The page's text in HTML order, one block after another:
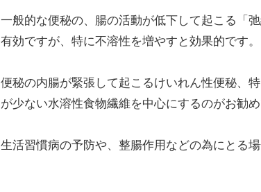
一般的な便秘の、腸の活動が低下して起こる「
有効ですが、特に不溶性を増やすと効果的です。
便秘の内腸が緊張して起こるけいれん性便秘、
が少ない水溶性食物繊維を中心にするのがお勧め
生活習慣病の予防や、整腸作用などの為にとる